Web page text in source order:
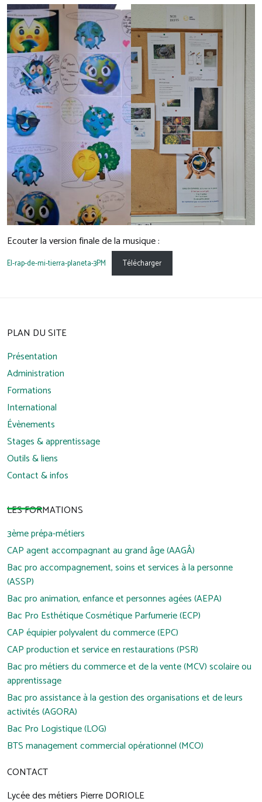
Ecouter la version finale de la musique :
El-rap-de-mi-tierra-planeta-3PM Télécharger
PLAN DU SITE
Présentation
Administration
Formations
International
Évènements
Stages & apprentissage
Outils & liens
Contact & infos
LES FORMATIONS
3ème prépa-métiers
CAP agent accompagnant au grand âge (AAGÂ)
Bac pro accompagnement, soins et services à la personne
(ASSP)
Bac pro animation, enfance et personnes agées (AEPA)
Bac Pro Esthétique Cosmétique Parfumerie (ECP)
CAP équipier polyvalent du commerce (EPC)
CAP production et service en restaurations (PSR)
Bac pro métiers du commerce et de la vente (MCV) scolaire ou
apprentissage
Bac pro assistance à la gestion des organisations et de leurs
activités (AGORA)
Bac Pro Logistique (LOG)
BTS management commercial opérationnel (MCO)
CONTACT
Lycée des métiers Pierre DORIOLE